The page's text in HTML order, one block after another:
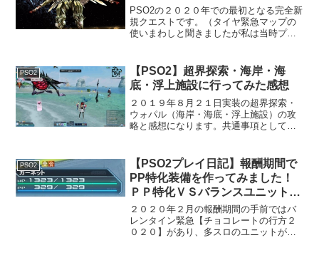
PSO2の２０２０年での最初となる完全新
規クエストです。（タイヤ緊急マップの
使いまわしと聞きましたが私は当時プレ
気にしない！参加クラスはFi／Hu!瘴気の
出るマップギミ...
PSO2
【PSO2】超界探索・海岸・海
底・浮上施設に行ってみた感想
２０１９年８月２１日実装の超界探索・
ウォパル（海岸・海底・浮上施設）の攻
略と感想になります。共通事項として出
すので注意して下さい。奪命の撃の回復
量が１５になります。マ...
PSO2
【PSO2プレイ日記】報酬期間で
PP特化装備を作ってみました！
ＰＰ特化ＶＳバランスユニットの
検証！！
２０２０年２月の報酬期間の手前ではバ
レンタイン緊急【チョコレートの行方２
０２０】があり、多スロのユニットが多